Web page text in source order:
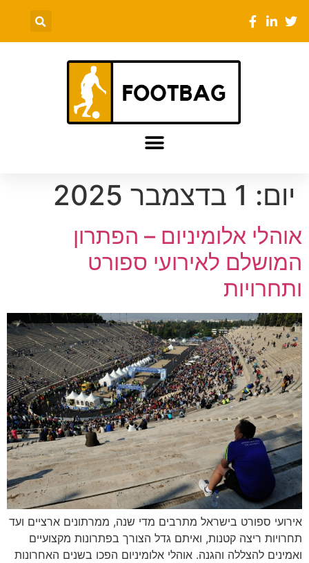
יום: 1 בדצמבר 2025
אוהלי אלומיניום – הפתרון
המושלם לאירועי ספורט
ותחרויות
אירועי ספורט בישראל מתרבים מדי שנה, ממרתונים ארציים ועד
תחרויות ריצה קטנות, ואיתם גדל הצורך בפתרונות מקצועיים
ואמינים להצללה והגנה. אוהלי אלומיניום הפכו בשנים האחרונות